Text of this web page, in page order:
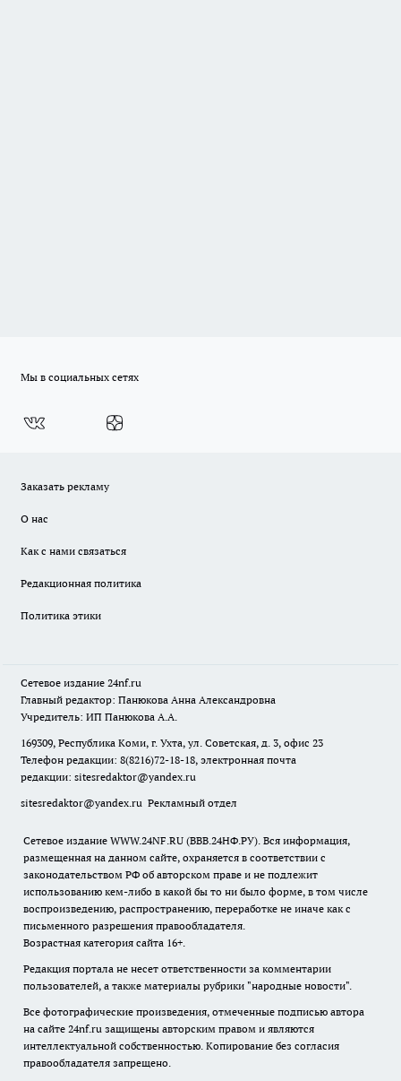
Мы в социальных сетях
Заказать рекламу
О нас
Как с нами связаться
Редакционная политика
Политика этики
Сетевое издание 24nf.ru
Главный редактор: Панюкова Анна Александровна
Учредитель: ИП Панюкова А.А.
169309, Республика Коми, г. Ухта, ул. Советская, д. 3, офис 23
Телефон редакции: 8(8216)72-18-18, электронная почта
редакции: sitesredaktor@yandex.ru
sitesredaktor@yandex.ru Рекламный отдел
Сетевое издание WWW.24NF.RU (ВВВ.24НФ.РУ). Вся информация,
размещенная на данном сайте, охраняется в соответствии с
законодательством РФ об авторском праве и не подлежит
использованию кем-либо в какой бы то ни было форме, в том числе
воспроизведению, распространению, переработке не иначе как с
письменного разрешения правообладателя.
Возрастная категория сайта 16+.
Редакция портала не несет ответственности за комментарии
пользователей, а также материалы рубрики "народные новости".
Все фотографические произведения, отмеченные подписью автора
на сайте 24nf.ru защищены авторским правом и являются
интеллектуальной собственностью. Копирование без согласия
правообладателя запрещено.